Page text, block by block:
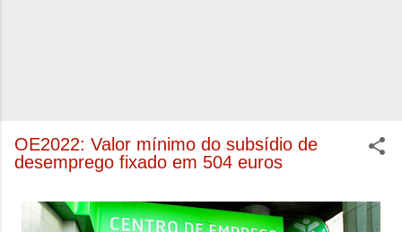
OE2022: Valor mínimo do subsídio de
desemprego fixado em 504 euros